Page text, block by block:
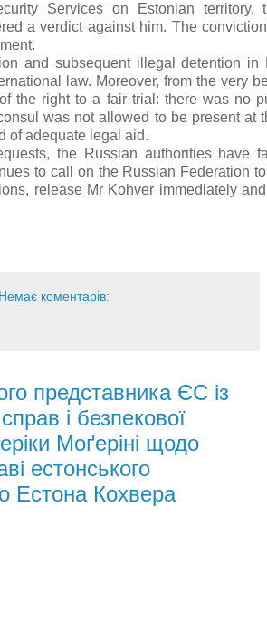
Services on Estonian territory,
a verdict against him. The
and subsequent illegal detention in
law. Moreover, from the very
the right to a fair trial: there was no
was not allowed to be present at
of adequate legal aid.
the Russian authorities have
to call on the Russian Federation
release Mr Kohver immediately
Немає коментарів:
представника ЄС із
і безпекової
Моґеріні щодо
естонського
Естона Кохвера